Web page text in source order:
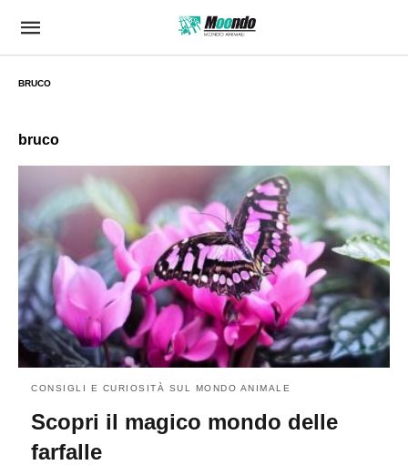
BRUCO
bruco
CONSIGLI E CURIOSITÀ SUL MONDO ANIMALE
Scopri il magico mondo delle
farfalle